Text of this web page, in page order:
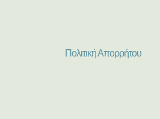
Πολιτική Απορρήτου